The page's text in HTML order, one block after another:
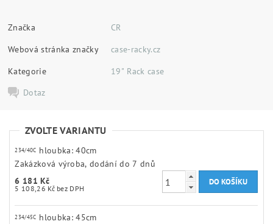
Značka
CR
Webová stránka značky
case-racky.cz
Kategorie
19" Rack case
Dotaz
ZVOLTE VARIANTU
234/40C hloubka: 40cm
Zakázková výroba, dodání do 7 dnů
6 181 Kč
5 108,26 Kč bez DPH
234/45C hloubka: 45cm